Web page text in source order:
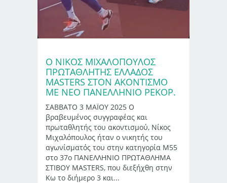
Ο ΝΊΚΟΣ ΜΙΧΑΛΌΠΟΥΛΟΣ
ΠΡΩΤΑΘΛΗΤΉΣ ΕΛΛΆΔΟΣ
MASTERS ΣΤΟΝ ΑΚΟΝΤΙΣΜΌ
ΜΕ ΝΈΟ ΠΑΝΕΛΛΉΝΙΟ ΡΕΚΌΡ.
ΣΑΒΒΑΤΟ 3 ΜΑΪΟΥ 2025 Ο
βραβευμένος συγγραφέας και
πρωταθλητής του ακοντισμού, Νίκος
Μιχαλόπουλος ήταν ο νικητής του
αγωνίσματός του στην κατηγορία Μ55
στο 37ο ΠΑΝΕΛΛΗΝΙΟ ΠΡΩΤΑΘΛΗΜΑ
ΣΤΙΒΟΥ MASTERS, που διεξήχθη στην
Κω το διήμερο 3 και...